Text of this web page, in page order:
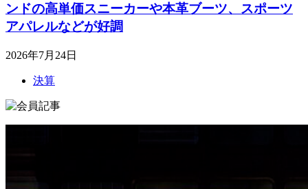
ンドの高単価スニーカーや本革ブーツ、スポーツ
アパレルなどが好調
2026年7月24日
決算